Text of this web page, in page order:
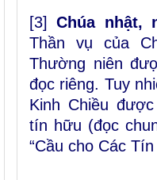
[3]Chúa nhật,
Thần vụ của
Thường niên
đọc riêng. Tuy
Kinh Chiều
tín hữu (đọc
“Cầu cho Các